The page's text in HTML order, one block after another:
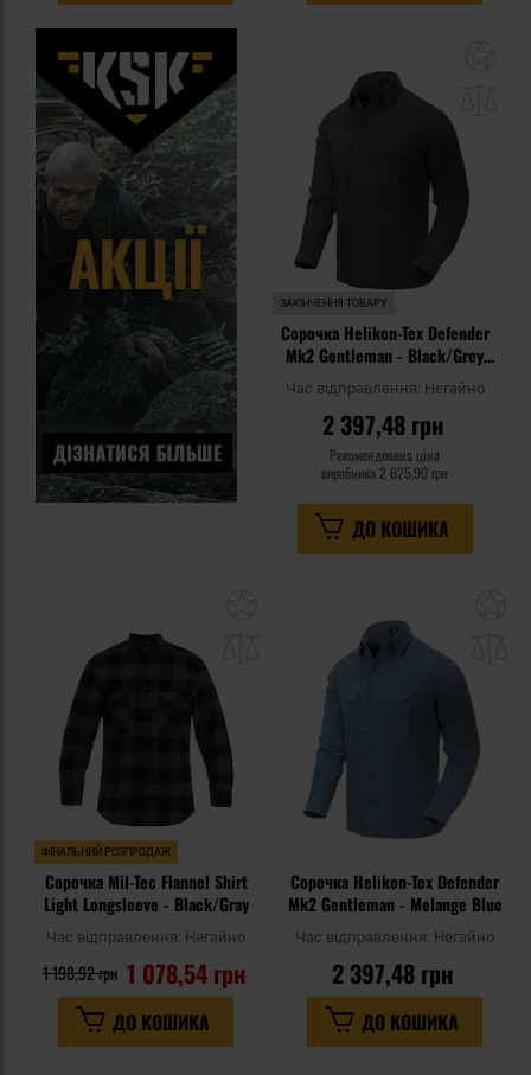
ЗАКІНЧЕННЯ ТОВАРУ
Сорочка Helikon-Tex Defender
Mk2 Gentleman - Black/Grey
Час відправлення: Негайно
2 397,48 грн
Рекомендована ціна
виробника 2 625,90 грн
ДО КОШИКА
уподобань
ФІНАЛЬНИЙ РОЗПРОДАЖ
Сорочка Mil-Tec Flannel Shirt
Light Longsleeve - Black/Gray
Час відправлення: Негайно
1 078,54 грн
1 198,92 грн
ДО КОШИКА
Сорочка Helikon-Tex Defender
Mk2 Gentleman - Melange Blue
Час відправлення: Негайно
2 397,48 грн
ДО КОШИКА